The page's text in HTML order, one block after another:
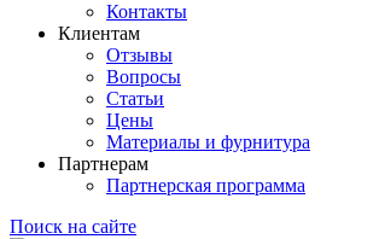
Контакты
Клиентам
Отзывы
Вопросы
Статьи
Цены
Материалы и фурнитура
Партнерам
Партнерская программа
Поиск на сайте